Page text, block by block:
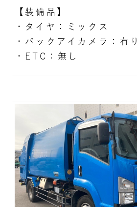
【装備品】
・タイヤ：ミックス
・バックアイカメラ：有り
・ETC：無し